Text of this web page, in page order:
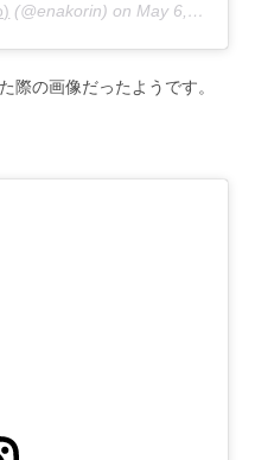
(@enakorin) onMay 6, 2019 at 7:00am PDT
際の画像だったようです。